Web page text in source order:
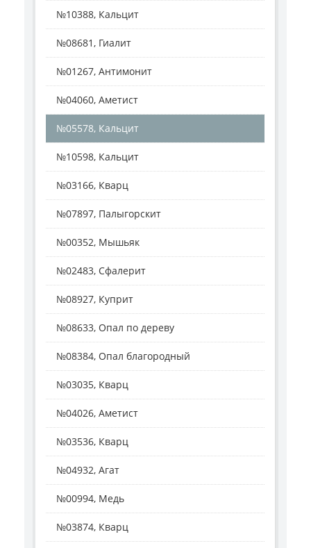
№10388, Кальцит
№08681, Гиалит
№01267, Антимонит
№04060, Аметист
№05578, Кальцит
№10598, Кальцит
№03166, Кварц
№07897, Палыгорскит
№00352, Мышьяк
№02483, Сфалерит
№08927, Куприт
№08633, Опал по дереву
№08384, Опал благородный
№03035, Кварц
№04026, Аметист
№03536, Кварц
№04932, Агат
№00994, Медь
№03874, Кварц